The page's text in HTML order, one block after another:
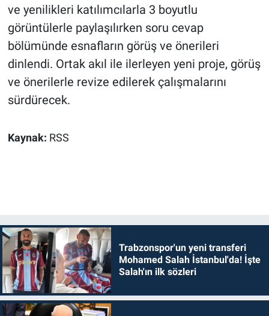
ve yenilikleri katılımcılarla 3 boyutlu
görüntülerle paylaşılırken soru cevap
bölümünde esnafların görüş ve önerileri
dinlendi. Ortak akıl ile ilerleyen yeni proje, görüş
ve önerilerle revize edilerek çalışmalarını
sürdürecek.
Kaynak: RSS
Trabzonspor'un yeni transferi
Mohamed Salah İstanbul'da! İşte
Salah'ın ilk sözleri